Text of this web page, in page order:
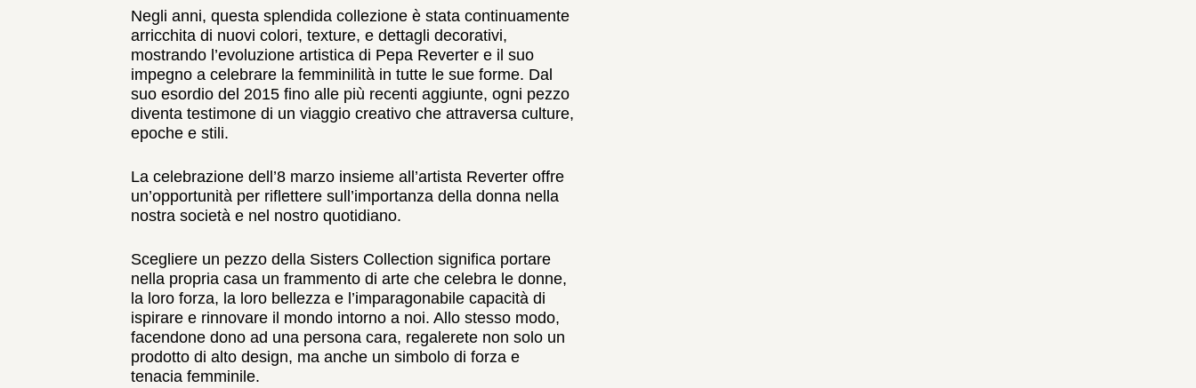
Negli anni, questa splendida collezione è stata continuamente
arricchita di nuovi colori, texture, e dettagli decorativi,
mostrando l’evoluzione artistica di Pepa Reverter e il suo
impegno a celebrare la femminilità in tutte le sue forme. Dal
suo esordio del 2015 fino alle più recenti aggiunte, ogni pezzo
diventa testimone di un viaggio creativo che attraversa culture,
epoche e stili.
La celebrazione dell’8 marzo insieme all’artista Reverter offre
un’opportunità per riflettere sull’importanza della donna nella
nostra società e nel nostro quotidiano.
Scegliere un pezzo della Sisters Collection significa portare
nella propria casa un frammento di arte che celebra le donne,
la loro forza, la loro bellezza e l’imparagonabile capacità di
ispirare e rinnovare il mondo intorno a noi. Allo stesso modo,
facendone dono ad una persona cara, regalerete non solo un
prodotto di alto design, ma anche un simbolo di forza e
tenacia femminile.